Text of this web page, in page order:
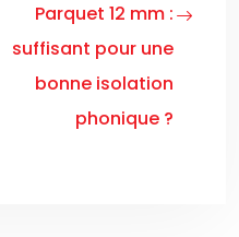
Parquet 12 mm :
suffisant pour une
bonne isolation
phonique ?